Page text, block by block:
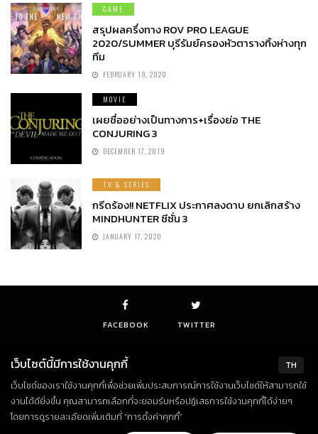
GAME
สรุปผลครึ่งทาง ROV PRO LEAGUE
2020/SUMMER บุรีรัมย์ครองหัวตารางทิ้งห่างทุก
ทีม
FEBRUARY 19, 2020
MOVIE
เผยชื่ออย่างเป็นทางการ+เรื่องย่อ THE
CONJURING 3
DECEMBER 17, 2019
TV & SERIES
กรีดร้อง!! NETFLIX ประกาศลงดาบ ยกเลิกสร้าง
MINDHUNTER ซีซั่น 3
JANUARY 17, 2020
FACEBOOK TWITTER
© Copyright 2018. All Rights Reserved
TH
เว็บไซต์นี้มีการใช้งานคุกกี้
เว็บไซต์ของเราใช้งานคุกกี้เพื่อช่วยเพิ่มประสบการณ์การใช้งานเว็บไซต์ให้สามารถใช้
งานได้ดียิ่งขึ้น คุณสามารถเลือกที่จะยอมรับหรือปฏิเสธการใช้งานคุกกี้ได้ง่ายๆ
โดยการดูรายละเอียดเพิ่มเติมที่ “การตั้งค่าคุกกี้”